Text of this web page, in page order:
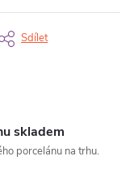
Sdílet
skladem
porcelánu na trhu.